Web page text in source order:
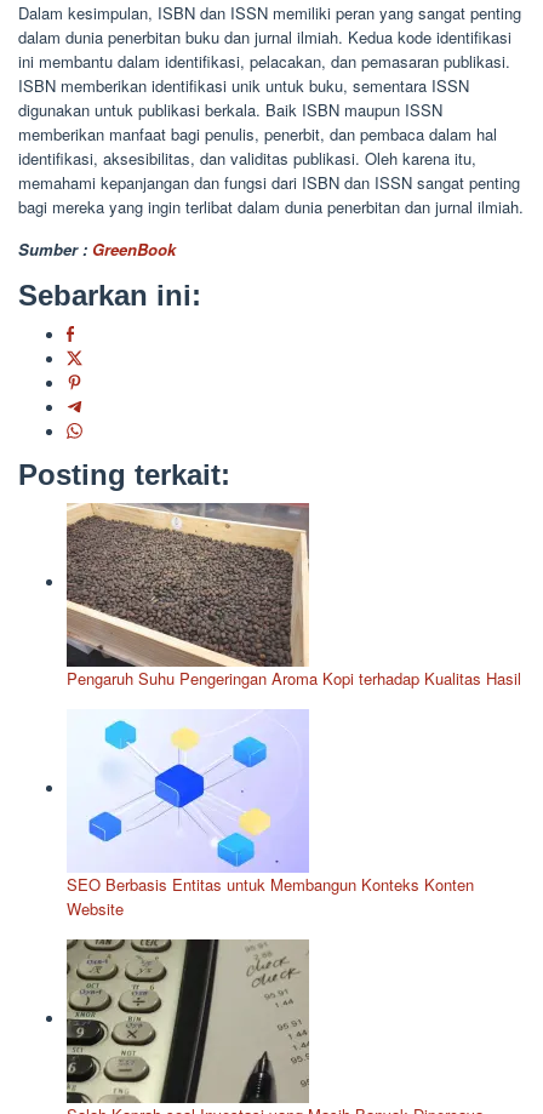
Dalam kesimpulan, ISBN dan ISSN memiliki peran yang sangat penting
dalam dunia penerbitan buku dan jurnal ilmiah. Kedua kode identifikasi
ini membantu dalam identifikasi, pelacakan, dan pemasaran publikasi.
ISBN memberikan identifikasi unik untuk buku, sementara ISSN
digunakan untuk publikasi berkala. Baik ISBN maupun ISSN
memberikan manfaat bagi penulis, penerbit, dan pembaca dalam hal
identifikasi, aksesibilitas, dan validitas publikasi. Oleh karena itu,
memahami kepanjangan dan fungsi dari ISBN dan ISSN sangat penting
bagi mereka yang ingin terlibat dalam dunia penerbitan dan jurnal ilmiah.
Sumber : GreenBook
Sebarkan ini:
Posting terkait:
Pengaruh Suhu Pengeringan Aroma Kopi terhadap Kualitas Hasil
SEO Berbasis Entitas untuk Membangun Konteks Konten
Website